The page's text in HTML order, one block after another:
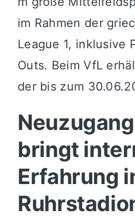
im Rahmen der
League 1, inklusive
Outs. Beim VfL
der bis zum
bringt
Erfahrung